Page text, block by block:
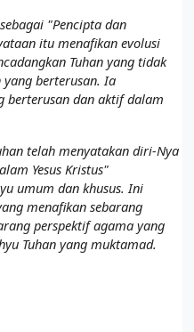
"Pencipta dan
itu menafikan evolusi
Tuhan yang tidak
berterusan. Ia
berterusan dan aktif dalam
telah menyatakan diri-Nya
Yesus Kristus"
umum dan khusus. Ini
menafikan sebarang
perspektif agama yang
Tuhan yang muktamad.